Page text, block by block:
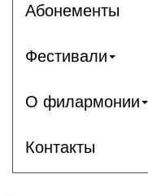
Абонементы
Фестивали
О филармонии
Контакты